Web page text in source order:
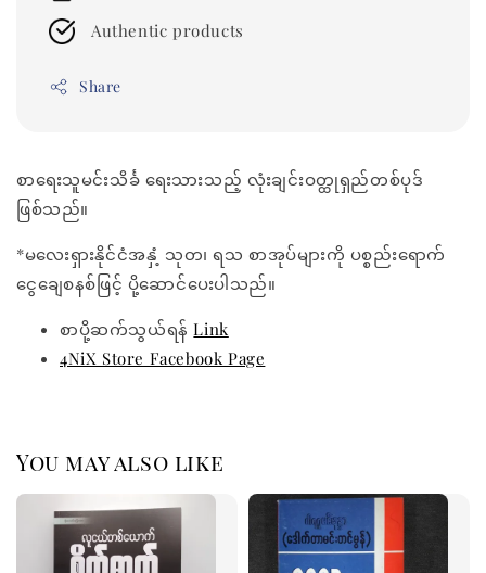
Authentic products
Share
စာရေးသူမင်းသိင်္ခ ရေးသားသည့် လုံးချင်းဝတ္ထုရှည်တစ်ပုဒ်
ဖြစ်သည်။
*မလေးရှားနိုင်ငံအနှံ့ သုတ၊ ရသ စာအုပ်များကို ပစ္စည်းရောက်
ငွေချေစနစ်ဖြင့် ပို့ဆောင်ပေးပါသည်။
စာပို့ဆက်သွယ်ရန်Link
4NiX Store Facebook Page
You may also like